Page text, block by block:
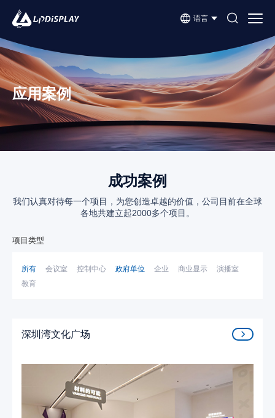
语言
应用案例
成功案例
我们认真对待每一个项目，为您创造卓越的价值，公司目前在全球
各地共建立起2000多个项目。
项目类型
所有 会议室 控制中心 政府单位 企业 商业显示
演播室
教育
深圳湾文化广场